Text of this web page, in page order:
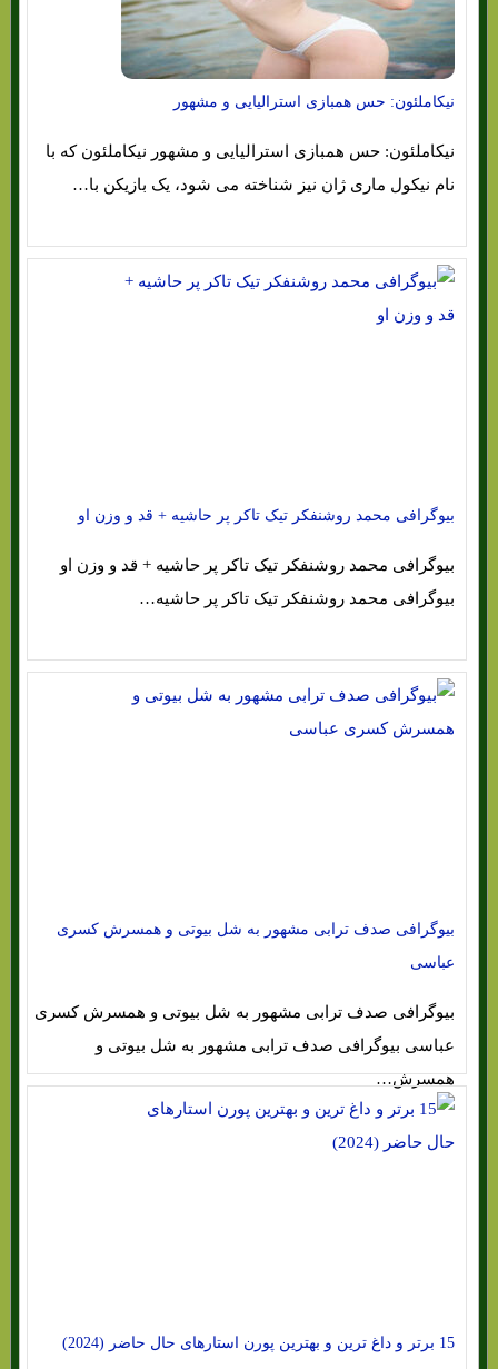
نیکاملئون: حس همبازی استرالیایی و مشهور
نیکاملئون: حس همبازی استرالیایی و مشهور نیکاملئون که با
نام نیکول ماری ژان نیز شناخته می شود، یک بازیکن با…
بیوگرافی محمد روشنفکر تیک تاکر پر حاشیه + قد و وزن او
بیوگرافی محمد روشنفکر تیک تاکر پر حاشیه + قد و وزن او
بیوگرافی محمد روشنفکر تیک تاکر پر حاشیه…
بیوگرافی صدف ترابی مشهور به شل بیوتی و همسرش کسری
عباسی
بیوگرافی صدف ترابی مشهور به شل بیوتی و همسرش کسری
عباسی بیوگرافی صدف ترابی مشهور به شل بیوتی و
همسرش…
15 برتر و داغ ترین و بهترین پورن استارهای حال حاضر (2024)